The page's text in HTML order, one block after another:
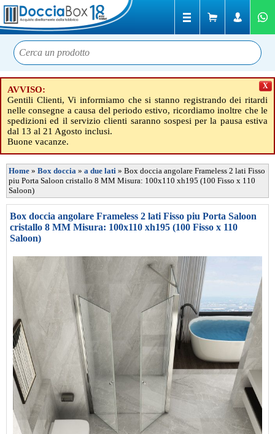
AVVISO:
Gentili Clienti, Vi informiamo che si stanno registrando dei ritardi
nelle consegne a causa del periodo estivo, ricordiamo inoltre che le
spedizioni ed il servizio clienti saranno sospesi per la pausa estiva
dal 13 al 21 Agosto inclusi.
Buone vacanze.
X
Home » Box doccia » a due lati » Box doccia angolare Frameless 2 lati Fisso
piu Porta Saloon cristallo 8 MM Misura: 100x110 xh195 (100 Fisso x 110
Saloon)
Box doccia angolare Frameless 2 lati Fisso piu Porta Saloon
cristallo 8 MM Misura: 100x110 xh195 (100 Fisso x 110
Saloon)